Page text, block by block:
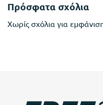
Πρόσφατα σχόλια
Χωρίς σχόλια για